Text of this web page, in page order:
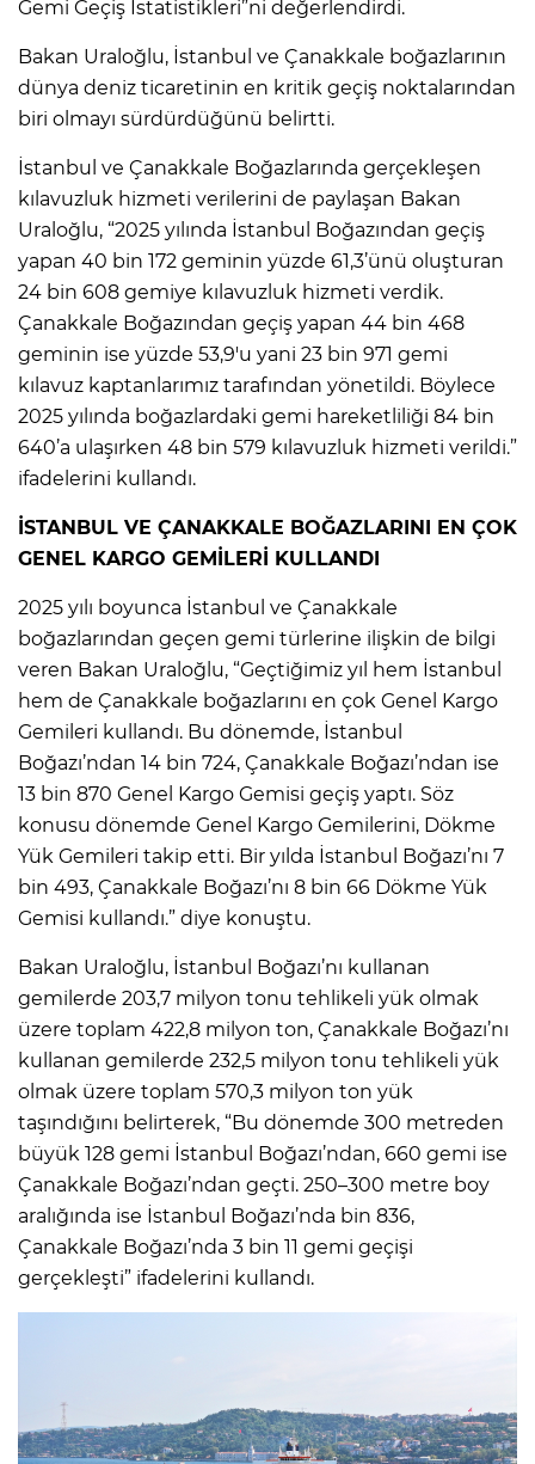
Gemi Geçiş İstatistikleri”ni değerlendirdi.
Bakan Uraloğlu, İstanbul ve Çanakkale boğazlarının
dünya deniz ticaretinin en kritik geçiş noktalarından
biri olmayı sürdürdüğünü belirtti.
İstanbul ve Çanakkale Boğazlarında gerçekleşen
kılavuzluk hizmeti verilerini de paylaşan Bakan
Uraloğlu, “2025 yılında İstanbul Boğazından geçiş
yapan 40 bin 172 geminin yüzde 61,3’ünü oluşturan
24 bin 608 gemiye kılavuzluk hizmeti verdik.
Çanakkale Boğazından geçiş yapan 44 bin 468
geminin ise yüzde 53,9'u yani 23 bin 971 gemi
kılavuz kaptanlarımız tarafından yönetildi. Böylece
2025 yılında boğazlardaki gemi hareketliliği 84 bin
640’a ulaşırken 48 bin 579 kılavuzluk hizmeti verildi.”
ifadelerini kullandı.
İSTANBUL VE ÇANAKKALE BOĞAZLARINI EN ÇOK
GENEL KARGO GEMİLERİ KULLANDI
2025 yılı boyunca İstanbul ve Çanakkale
boğazlarından geçen gemi türlerine ilişkin de bilgi
veren Bakan Uraloğlu, “Geçtiğimiz yıl hem İstanbul
hem de Çanakkale boğazlarını en çok Genel Kargo
Gemileri kullandı. Bu dönemde, İstanbul
Boğazı’ndan 14 bin 724, Çanakkale Boğazı’ndan ise
13 bin 870 Genel Kargo Gemisi geçiş yaptı. Söz
konusu dönemde Genel Kargo Gemilerini, Dökme
Yük Gemileri takip etti. Bir yılda İstanbul Boğazı’nı 7
bin 493, Çanakkale Boğazı’nı 8 bin 66 Dökme Yük
Gemisi kullandı.” diye konuştu.
Bakan Uraloğlu, İstanbul Boğazı’nı kullanan
gemilerde 203,7 milyon tonu tehlikeli yük olmak
üzere toplam 422,8 milyon ton, Çanakkale Boğazı’nı
kullanan gemilerde 232,5 milyon tonu tehlikeli yük
olmak üzere toplam 570,3 milyon ton yük
taşındığını belirterek, “Bu dönemde 300 metreden
büyük 128 gemi İstanbul Boğazı’ndan, 660 gemi ise
Çanakkale Boğazı’ndan geçti. 250–300 metre boy
aralığında ise İstanbul Boğazı’nda bin 836,
Çanakkale Boğazı’nda 3 bin 11 gemi geçişi
gerçekleşti” ifadelerini kullandı.